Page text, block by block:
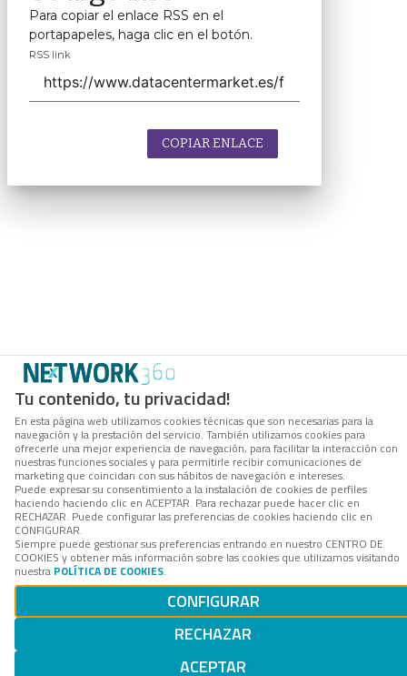
Tu contenido, tu privacidad!
En esta página web utilizamos cookies técnicas que son necesarias para la
navegación y la prestación del servicio. También utilizamos cookies para
ofrecerle una mejor experiencia de navegación, para facilitar la interacción con
nuestras funciones sociales y para permitirle recibir comunicaciones de
marketing que coincidan con sus hábitos de navegación e intereses.
Puede expresar su consentimiento a la instalación de cookies de perfiles
haciendo haciendo clic en ACEPTAR. Para rechazar puede hacer clic en
RECHAZAR. Puede configurar las preferencias de cookies haciendo clic en
CONFIGURAR.
Siempre puede gestionar sus preferencias entrando en nuestro CENTRO DE
COOKIES y obtener más información sobre las cookies que utilizamos visitando
nuestra POLÍTICA DE COOKIES.
CONFIGURAR
RECHAZAR
ACEPTAR
Para copiar el enlace RSS en el
portapapeles, haga clic en el botón.
RSS link
COPIAR ENLACE